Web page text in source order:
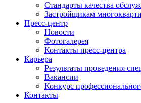
Стандарты качества
Застройщикам
Пресс-центр
Новости
Фотогалерея
Контакты пресс-центра
Карьера
Результаты проведения
Вакансии
Конкурс
Контакты